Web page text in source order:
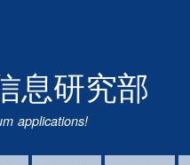
息研究部
applications!